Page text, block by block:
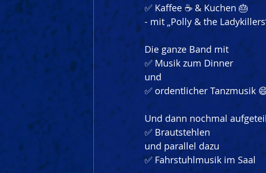
✅ Kaffee ☕️ & Kuchen 🎂
- mit „Polly & the
Die ganze Band mit
✅ Musik zum Dinner
und
✅ ordentlicher Tanzmusik
Und dann nochmal
✅ Brautstehlen
und parallel dazu
✅ Fahrstuhlmusik im Saal